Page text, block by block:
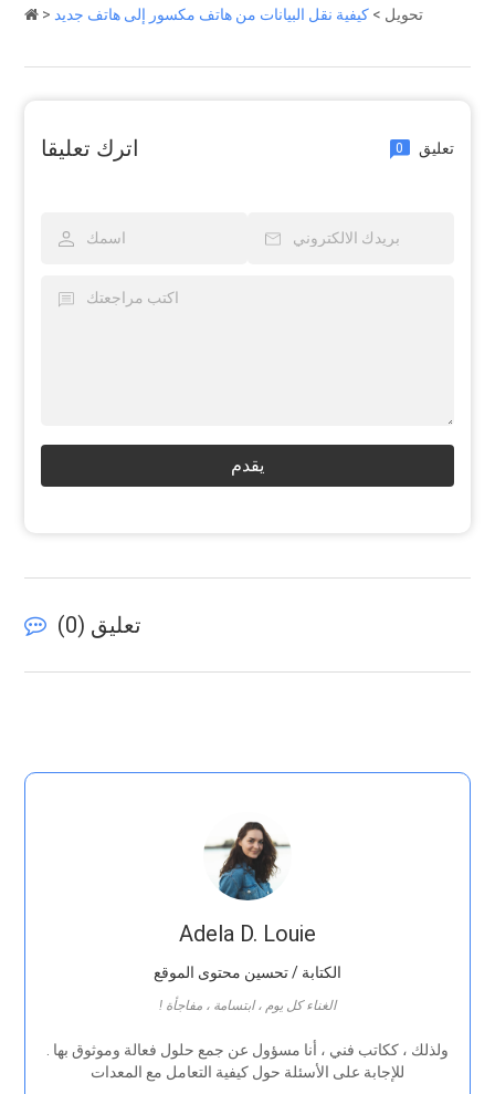
> تحويل > كيفية نقل البيانات من هاتف مكسور إلى هاتف جديد
اترك تعليقا 0 تعليق
يقدم
تعليق ( 0
)
Adela D. Louie
الكتابة / تحسين محتوى الموقع
! الغناء كل يوم ، ابتسامة ، مفاجأة
للإجابة على الأسئلة حول كيفية التعامل مع المعدات